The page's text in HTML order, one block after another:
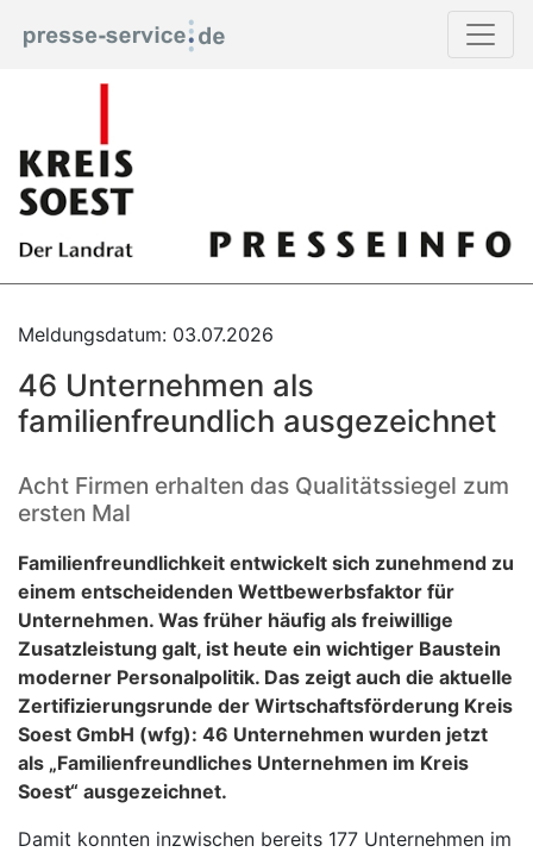
Meldungsdatum: 03.07.2026
46 Unternehmen als
familienfreundlich ausgezeichnet
Acht Firmen erhalten das Qualitätssiegel zum
ersten Mal
Familienfreundlichkeit entwickelt sich zunehmend zu
einem entscheidenden Wettbewerbsfaktor für
Unternehmen. Was früher häufig als freiwillige
Zusatzleistung galt, ist heute ein wichtiger Baustein
moderner Personalpolitik. Das zeigt auch die aktuelle
Zertifizierungsrunde der Wirtschaftsförderung Kreis
Soest GmbH (wfg): 46 Unternehmen wurden jetzt
als „Familienfreundliches Unternehmen im Kreis
Soest“ ausgezeichnet.
Damit konnten inzwischen bereits 177 Unternehmen im